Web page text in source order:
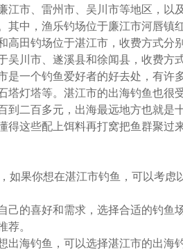
江市、雷州市、吴川市等地区，以
其中，渔乐钓场位于廉江市河唇镇
高田钓场位于湛江市，收费方式
吴川市、遂溪县和徐闻县，收费方式
是一个钓鱼爱好者的好去处，有许
塔灯塔等。湛江市的出海钓鱼也很
到二百多元，出海最远地方也就是
得这些配上饵料再打窝把鱼群聚过
如果你想在湛江市钓鱼，可以考虑
己的喜好和需求，选择合适的钓鱼
荐。
出海钓鱼，可以选择湛江市的出海